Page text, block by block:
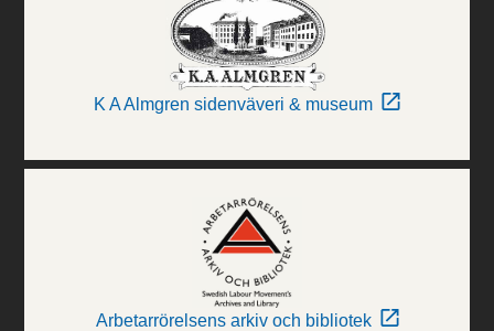
K A Almgren sidenväveri & museum
Arbetarrörelsens arkiv och bibliotek